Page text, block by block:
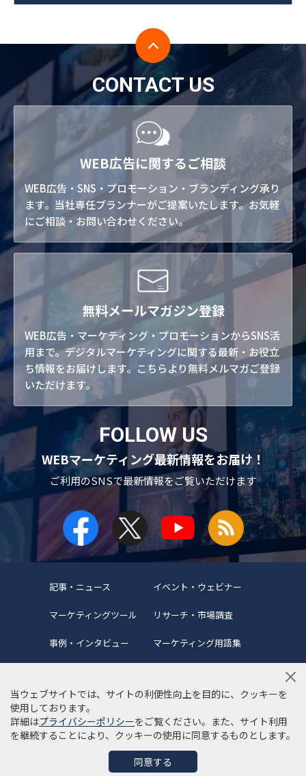
CONTACT US
WEB広告に関するご相談
WEB広告・SNS・プロモーション・ブランディング承り
ます。当社専任プランナーがご提案いたします。お気軽
にご相談・お問い合わせください。
無料メールマガジン登録
WEB広告・マーケティング・プロモーションからSNS活
用まで。デジタルマーケティングに関する最新・お役立
ち情報をお届けします。こちらより無料メルマガご登録
いただけます。
FOLLOW US
WEBマーケティング最新情報をお届け！
ご利用のSNSで最新情報をご覧いただけます
記事・ニュース イベント・ウェビナー
マーケティングツール リサーチ・市場調査
事例・インタビュー マーケティング用語集
当サイトについて 編集ポリシー
サイトマップ
利用規約
個人情報保護方針
©Copyright 2022 SYNCAD .All Rights Reserved.
当ウェブサイトでは、サイトの利便性向上を目的に、クッキーを
使用しております。
詳細はプライバシーポリシーをご覧ください。また、サイト利用
を継続することにより、クッキーの使用に同意するものとします。
同意する